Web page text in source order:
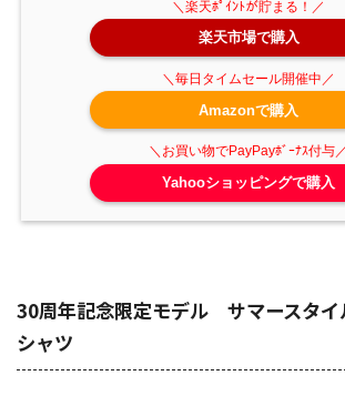
楽天市場で購入
Amazonで購入
Yahooショッピングで購入
30周年記念限定モデル サマースタイ
シャツ